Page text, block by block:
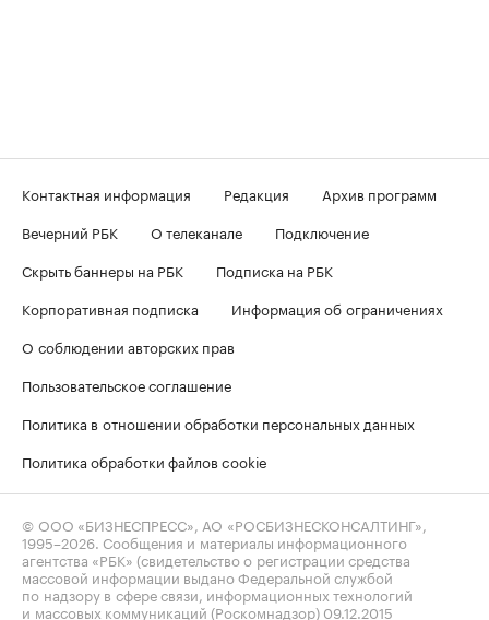
Контактная информация Редакция
Архив программ
Вечерний РБК
О телеканале
Подключение
Скрыть баннеры на РБК
Подписка на РБК
Корпоративная подписка
Информация об ограничениях
О соблюдении авторских прав
Пользовательское соглашение
Политика в отношении обработки персональных данных
Политика обработки файлов cookie
© ООО «БИЗНЕСПРЕСС», АО «РОСБИЗНЕСКОНСАЛТИНГ»,
1995–2026 . Сообщения и материалы информационного
агентства «РБК» (свидетельство о регистрации средства
массовой информации выдано Федеральной службой
по надзору в сфере связи, информационных технологий
и массовых коммуникаций (Роскомнадзор) 09.12.2015